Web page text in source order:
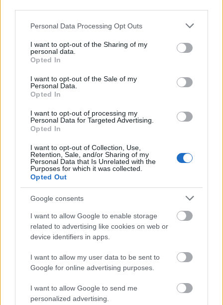
Please note that this website/app uses one or more Google
not limited to your visit or usage behaviour. You may click to
grant or deny consent to Google and its third-party tags to
use your data for below specified purposes in below Google
consent section.
Personal Data Processing Opt Outs
I want to opt-out of the Sharing of my
personal data.
Opted In
I want to opt-out of the Sale of my
Personal Data.
Opted In
I want to opt-out of processing my
Personal Data for Targeted Advertising.
Opted In
I want to opt-out of Collection, Use,
Retention, Sale, and/or Sharing of my
Personal Data that Is Unrelated with the
Purposes for which it was collected.
Opted Out
Google consents
I want to allow Google to enable storage
related to advertising like cookies on web or
device identifiers in apps.
I want to allow my user data to be sent to
Google for online advertising purposes.
I want to allow Google to send me
personalized advertising.
Δημοφιλείς Ειδήσεις
ΑΣΕΠ: Αυτές είναι οι δύο επόμενες
προκηρύξεις «μαμούθ» (με μόρια)
Αλλάζουν τα χαρτονομίσματα ευρώ –
Οριστικά εκτός το 500ευρο
ΑΣΕΠ: Νέος γραπτός διαγωνισμός -
Μόνιμοι στο υπουργείο Εξωτερικών
ΔΥΠΑ: 1.000 προσλήψεις με μισθό έως
1.250€ - Πού θα κάνετε αίτηση